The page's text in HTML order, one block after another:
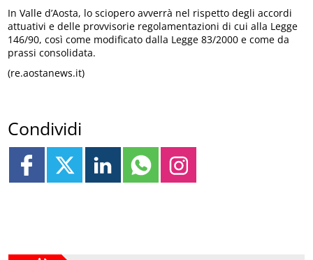
In Valle d’Aosta, lo sciopero avverrà nel rispetto degli accordi
attuativi e delle provvisorie regolamentazioni di cui alla Legge
146/90, così come modificato dalla Legge 83/2000 e come da
prassi consolidata.
(re.aostanews.it)
Condividi